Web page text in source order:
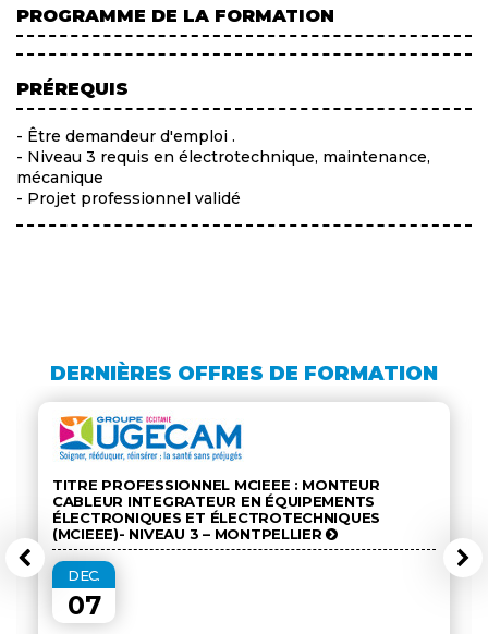
PROGRAMME DE LA FORMATION
PRÉREQUIS
- Être demandeur d'emploi .
- Niveau 3 requis en électrotechnique, maintenance,
mécanique
- Projet professionnel validé
DERNIÈRES OFFRES DE FORMATION
TITRE PROFESSIONNEL MCIEEE : MONTEUR
CABLEUR INTEGRATEUR EN ÉQUIPEMENTS
ÉLECTRONIQUES ET ÉLECTROTECHNIQUES
(MCIEEE)- NIVEAU 3 – MONTPELLIER
DEC.
07